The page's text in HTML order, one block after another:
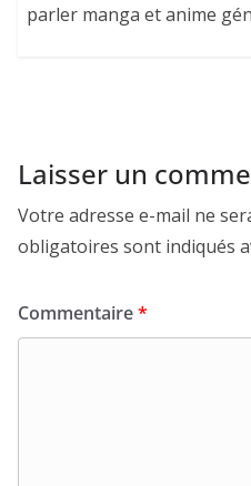
parler manga et anime
Laisser un
Votre adresse e-mail ne
obligatoires sont indiqués
Commentaire*